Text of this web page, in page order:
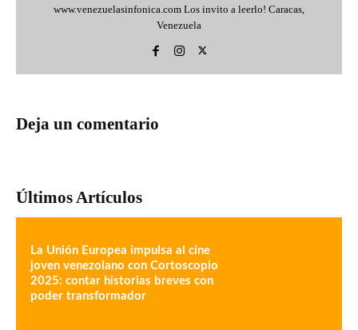
www.venezuelasinfonica.com Los invito a leerlo! Caracas,
Venezuela
Deja un comentario
Últimos Artículos
La Unión Europea impulsa al cine
joven venezolano con Cortoscopio
2025: contar historias breves con
poder transformador